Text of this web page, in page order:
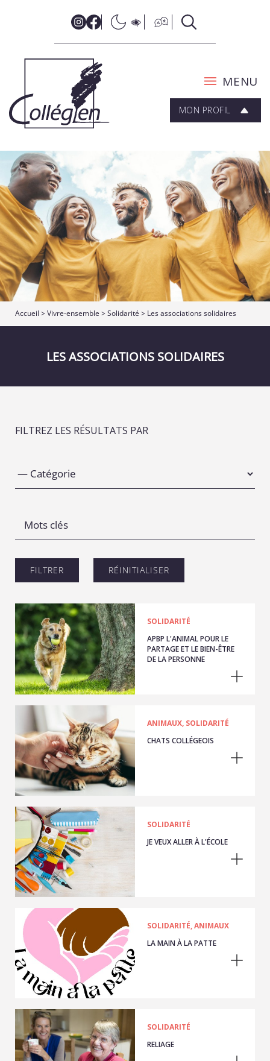
MENU
MON PROFIL
Accueil >Vivre-ensemble >Solidarité > Les associations solidaires
LES ASSOCIATIONS SOLIDAIRES
FILTREZ LES RÉSULTATS PAR
SOLIDARITÉ
APBP L'ANIMAL POUR LE
PARTAGE ET LE BIEN-ÊTRE
DE LA PERSONNE
ANIMAUX, SOLIDARITÉ
CHATS COLLÉGEOIS
SOLIDARITÉ
JE VEUX ALLER À L'ÉCOLE
SOLIDARITÉ, ANIMAUX
LA MAIN À LA PATTE
SOLIDARITÉ
RELIAGE